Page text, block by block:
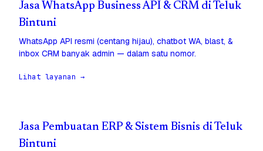
Jasa WhatsApp Business API & CRM di Teluk
Bintuni
WhatsApp API resmi (centang hijau), chatbot WA, blast, &
inbox CRM banyak admin — dalam satu nomor.
Lihat layanan →
Jasa Pembuatan ERP & Sistem Bisnis di Teluk
Bintuni